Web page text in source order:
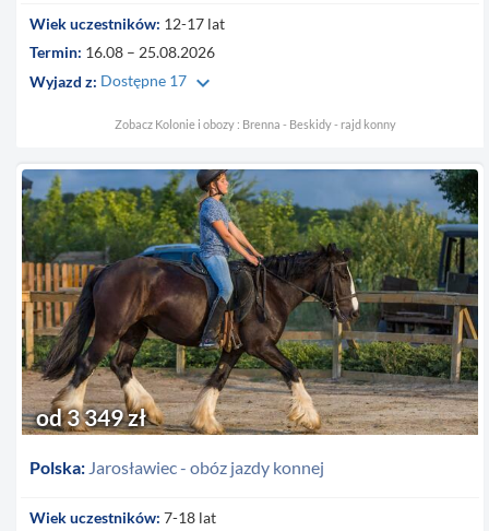
Wiek uczestników: 12-17 lat
Termin: 16.08 – 25.08.2026
Wyjazd z: Dostępne 17 keyboard_arrow_down
Zobacz Kolonie i obozy : Brenna - Beskidy - rajd konny
Polska: Jarosławiec - obóz jazdy konnej
od 3 349 zł
Wiek uczestników: 7-18 lat